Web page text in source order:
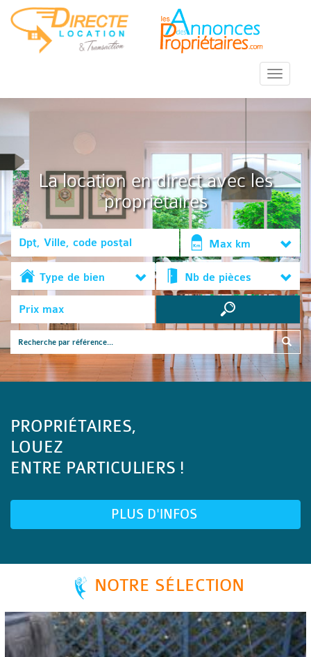
::Menu::
La location en direct avec les
propriétaires
Max km
Type de bien Nb de pièces
PROPRIÉTAIRES,
LOUEZ
ENTRE PARTICULIERS !
PLUS D'INFOS
NOTRE SÉLECTION